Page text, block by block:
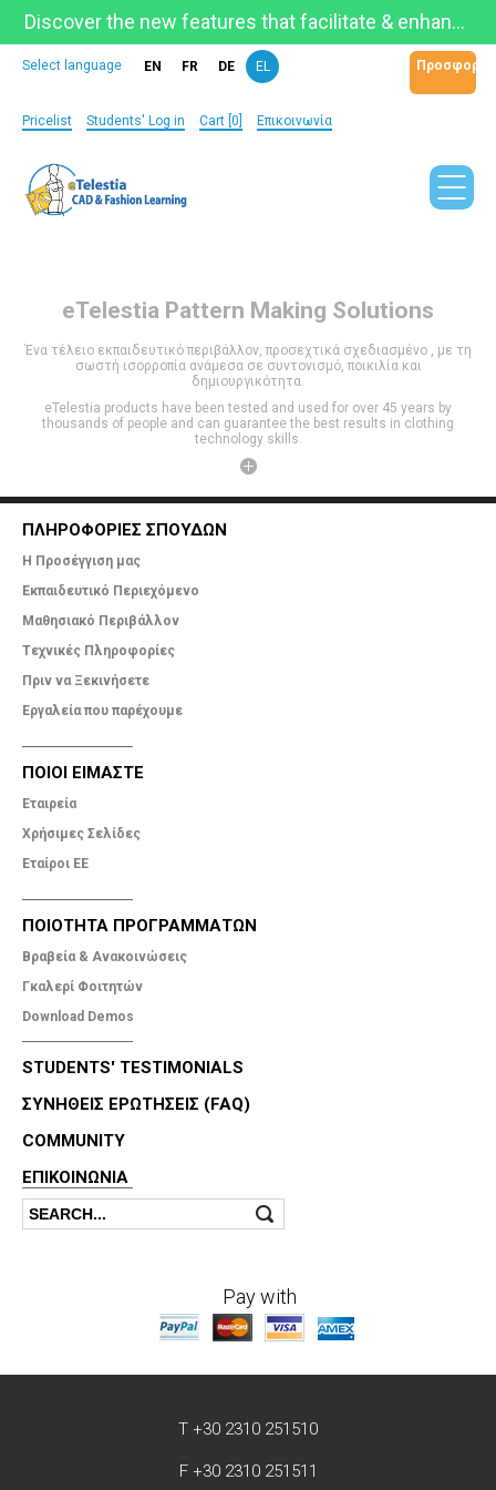
Discover the new features that facilitate & enhance learning on the newly updated Telestia Learning Space!
Προσφορά
Select language EN FR DE EL
Pricelist Students' Log in Cart [0] Επικοινωνία
eTelestia Pattern Making Solutions
Ένα τέλειο εκπαιδευτικό περιβάλλον, προσεχτικά σχεδιασμένο , με τη
σωστή ισορροπία ανάμεσα σε συντονισμό, ποικιλία και
δημιουργικότητα.
eTelestia products have been tested and used for over 45 years by
thousands of people and can guarantee the best results in clothing
technology skills.
ΠΛΗΡΟΦΟΡΙΕΣ ΣΠΟΥΔΩΝ
Η Προσέγγιση μας
Εκπαιδευτικό Περιεχόμενο
Μαθησιακό Περιβάλλον
Tεχνικές Πληροφορίες
Πριν να Ξεκινήσετε
Εργαλεία που παρέχουμε
ΠΟΙΟΙ ΕΙΜΑΣΤΕ
Εταιρεία
Χρήσιμες Σελίδες
Εταίροι ΕΕ
ΠΟΙΟΤΗΤΑ ΠΡΟΓΡΑΜΜΑΤΩΝ
Βραβεία & Ανακοινώσεις
Γκαλερί Φοιτητών
Download Demos
STUDENTS' TESTIMONIALS
ΣΥΝΗΘΕΙΣ ΕΡΩΤΗΣΕΙΣ (FAQ)
COMMUNITY
ΕΠΙΚΟΙΝΩΝΊΑ
Search form
Search
Pay with
T +30 2310 251510
F +30 2310 251511